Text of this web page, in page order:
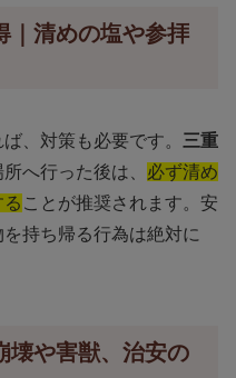
｜清めの塩や参拝
、対策も必要です。 三重
へ行った後は、 必ず清め
ことが推奨されます。安
持ち帰る行為は絶対に
壊や害獣、治安の